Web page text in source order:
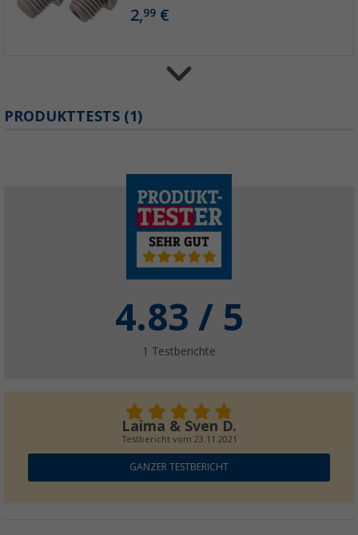
2,99 €
Stühle
Berger Ersatz-Verbindungselement für
(2tlg.)
(4)
Weitere Ausführungen erhältlich
Berger Novara XL Beinauflage
nur19,99€UVP44,99 €
PRODUKTTESTS (1)
4.83 / 5
1 Testberichte
Laima & Sven D.
Testbericht vom 23.11.2021
GANZER TESTBERICHT